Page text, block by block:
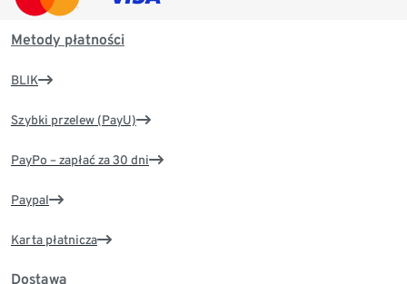
Metody płatności
BLIK
Szybki przelew (PayU)
PayPo – zapłać za 30 dni
Paypal
Karta płatnicza
Dostawa